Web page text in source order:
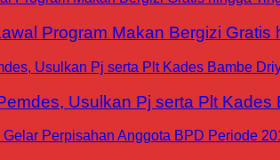
Program Makan Bergizi Gratis
Usulkan Pj serta Plt Kades